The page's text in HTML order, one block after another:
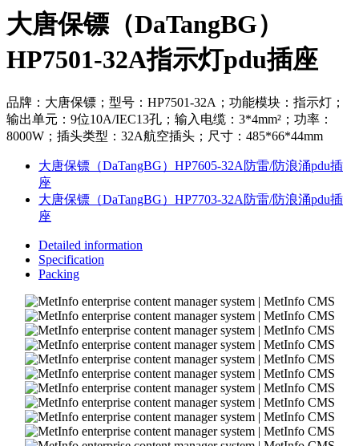
大唐保镖（DaTangBG）
HP7501-32A指示灯pdu插座
品牌：大唐保镖；型号：HP7501-32A；功能模块：指示灯；
输出单元：9位10A/IEC13孔；输入电缆：3*4mm²；功率：
8000W；插头类型：32A航空插头；尺寸：485*66*44mm
大唐保镖（DaTangBG）HP7605-32A防雷/防浪涌pdu插
座
大唐保镖（DaTangBG）HP7703-32A防雷/防浪涌pdu插
座
Detailed information
Specification
Packing